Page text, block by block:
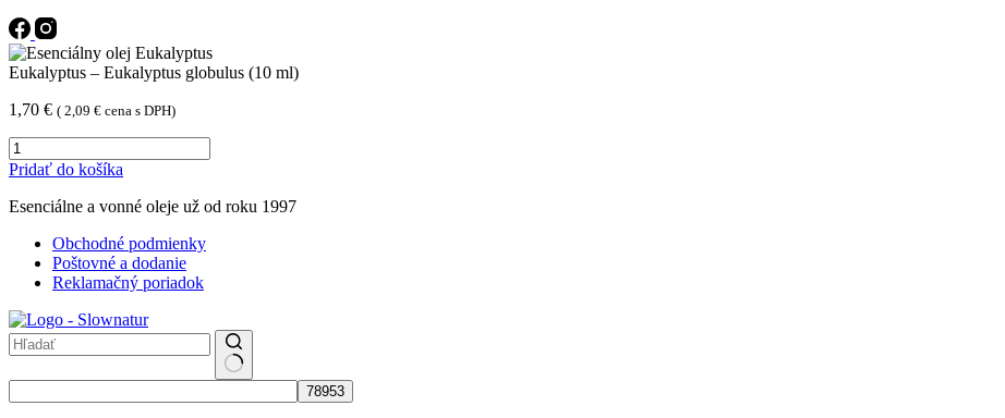
Eukalyptus – Eukalyptus globulus (10 ml)
1,70 € ( 2,09 € cena s DPH)
množstvo
Eukalyptus
Eukalyptus
Pridať do košíka
Esenciálne a vonné oleje už od roku 1997
Obchodné podmienky
Poštovné a dodanie
Reklamačný poriadok
results